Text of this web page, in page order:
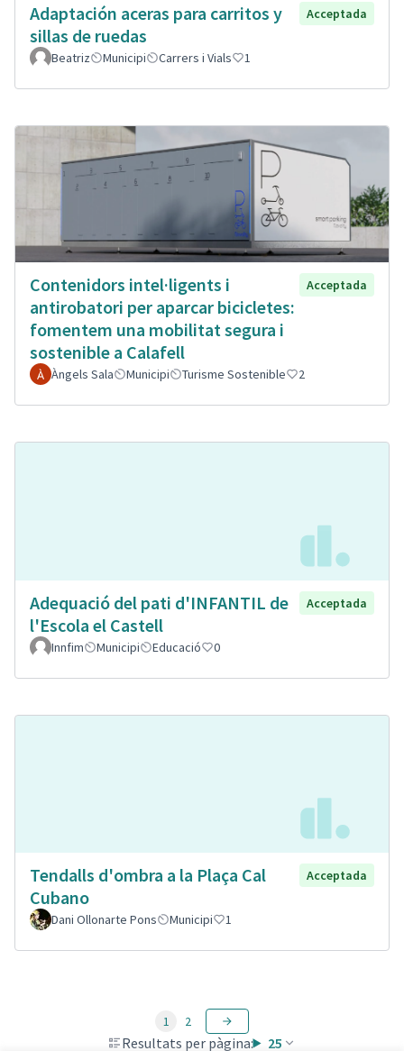
Adaptación aceras para carritos y
sillas de ruedas
Acceptada
Beatriz Municipi Carrers i Vials 1
Contenidors intel·ligents i
antirobatori per aparcar bicicletes:
fomentem una mobilitat segura i
sostenible a Calafell
Acceptada
Àngels Sala Municipi Turisme Sostenible 2
Adequació del pati d'INFANTIL de
l'Escola el Castell
Acceptada
Innfim Municipi Educació 0
Tendalls d'ombra a la Plaça Cal
Cubano
Acceptada
Dani Ollonarte Pons Municipi 1
Resultats per pàgina: 25
1 2